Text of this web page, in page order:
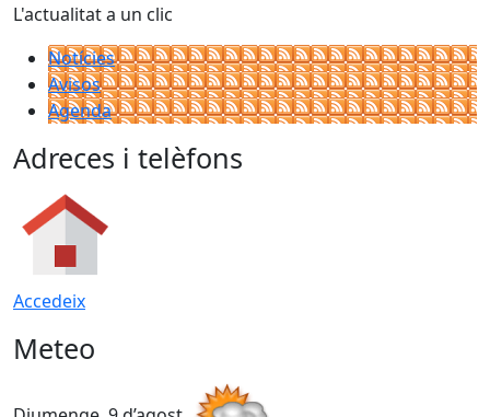
L'actualitat a un clic
Notícies
Avisos
Agenda
Adreces i telèfons
Accedeix
Meteo